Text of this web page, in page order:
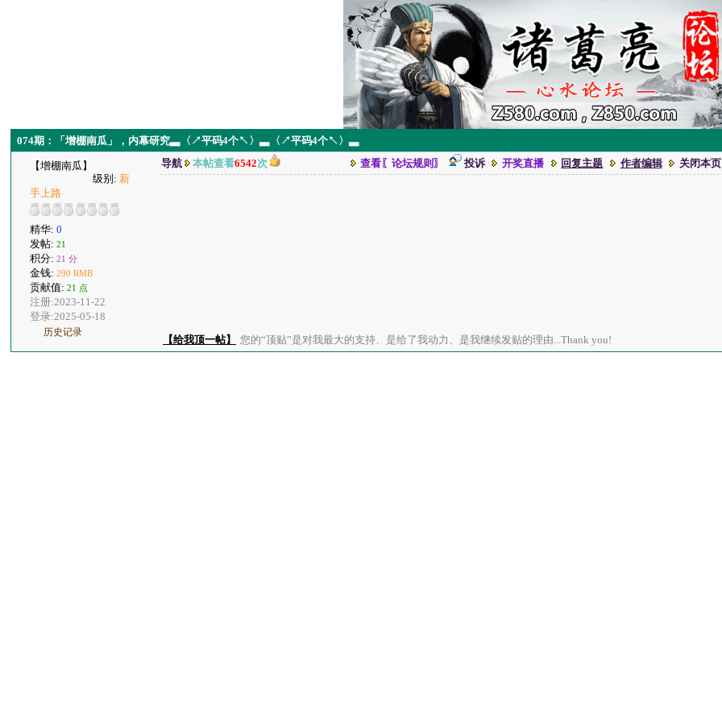
074期：「增棚南瓜」，内幕研究▃〈↗平码4个↖〉▃〈↗平码4个↖〉▃
【增棚南瓜】
级别: 新
手上路
精华:0
发帖:21
积分:21 分
金钱:290 RMB
贡献值:21 点
注册:2023-11-22
登录:2025-05-18
历史记录
导航 本帖查看6542次 查看〖论坛规则〗 投诉 开奖直播 回复主题 作者编辑 关闭本页
【给我顶一帖】 您的“顶贴”是对我最大的支持、是给了我动力、是我继续发贴的理由...Thank you!